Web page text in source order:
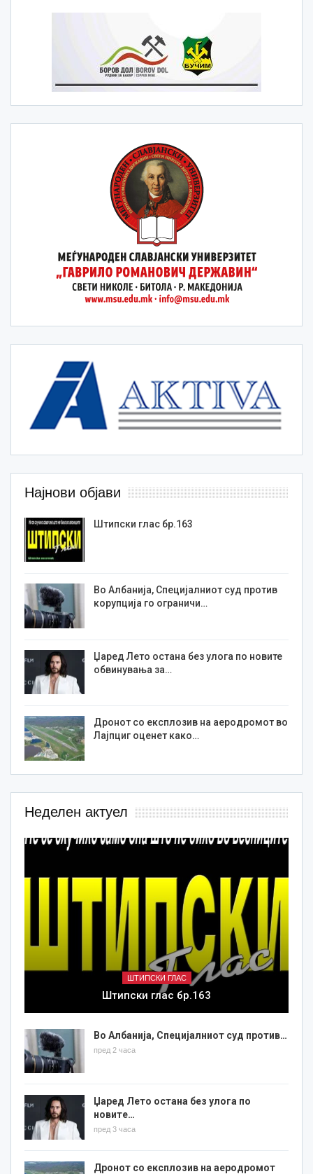
Најнови објави
Штипски глас бр.163
Во Албанија, Специјалниот суд против
корупција го ограничи…
Џаред Лето остана без улога по новите
обвинувања за…
Дронот со експлозив на аеродромот во
Лајпциг оценет како…
Неделен актуел
ШТИПСКИ ГЛАС
Штипски глас бр.163
Во Албанија, Специјалниот суд против…
пред 2 часа
Џаред Лето остана без улога по
новите…
пред 3 часа
Дронот со експлозив на аеродромот